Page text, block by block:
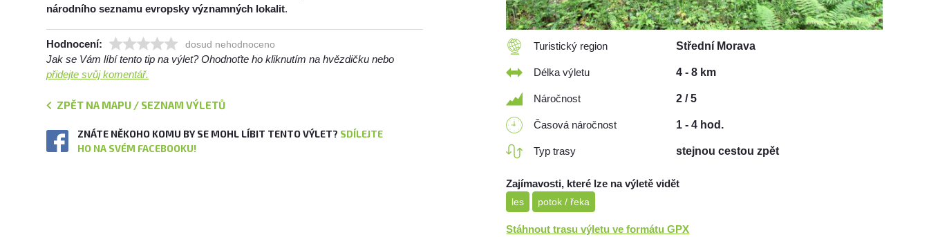
národního seznamu evropsky významných lokalit.
Hodnocení: dosud nehodnoceno
Jak se Vám líbí tento tip na výlet? Ohodnoťte ho kliknutím na hvězdičku nebo
přidejte svůj komentář.
ZPĚT NA MAPU / SEZNAM VÝLETŮ
ZNÁTE NĚKOHO KOMU BY SE MOHL LÍBIT TENTO VÝLET? SDÍLEJTE
HO NA SVÉM FACEBOOKU!
Turistický region Střední Morava
Délka výletu 4 - 8 km
Náročnost 2 / 5
Časová náročnost 1 - 4 hod.
Typ trasy stejnou cestou zpět
Zajímavosti, které lze na výletě vidět
les potok / řeka
Stáhnout trasu výletu ve formátu GPX